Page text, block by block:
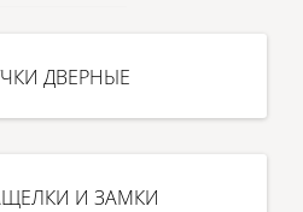
ДВЕРНЫЕ
И ЗАМКИ